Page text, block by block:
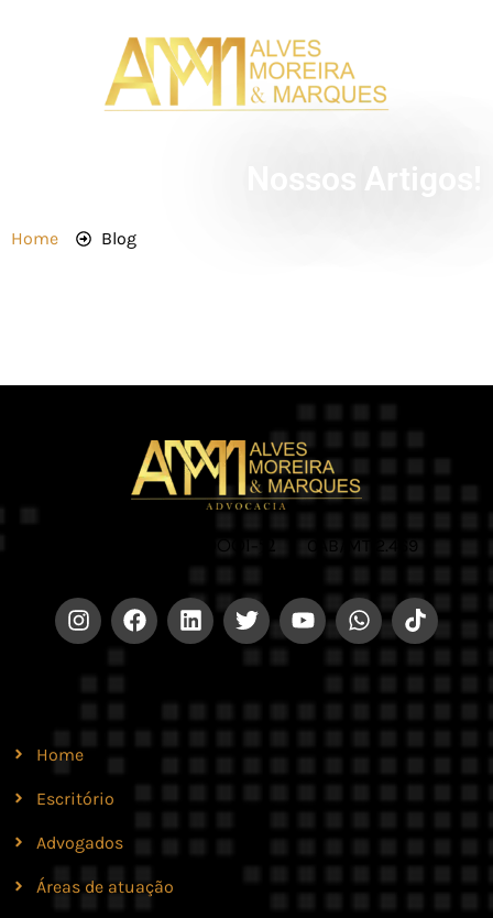
Home Blog
CNPJ 42.579.159/0001-52 | OAB/MT 2.469
Home
Escritório
Advogados
Áreas de atuação